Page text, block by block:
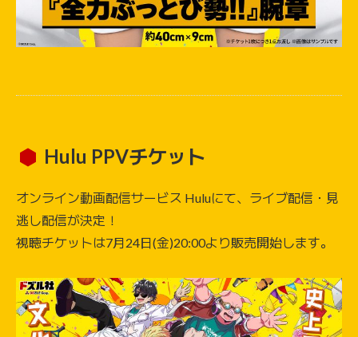
Hulu PPVチケット
オンライン動画配信サービス Huluにて、ライブ配信・見
逃し配信が決定！
視聴チケットは7月24日(金)20:00より販売開始します。